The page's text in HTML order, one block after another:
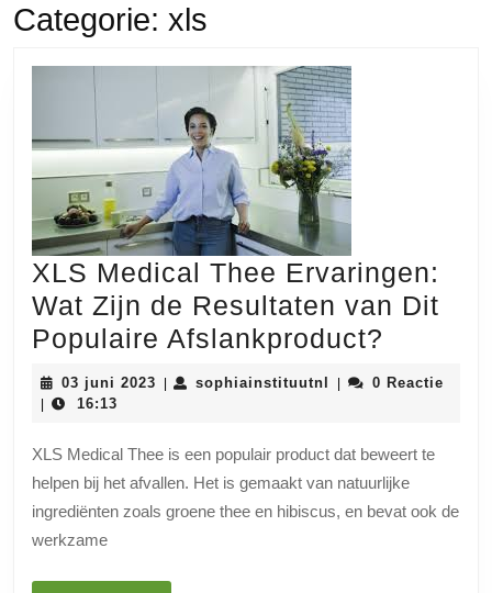
Categorie: xls
XLS Medical Thee Ervaringen:
Wat Zijn de Resultaten van Dit
Populaire Afslankproduct?
Medical
Wat
Zijn
03 juni 2023 03
sophiainstituutnl sophiainstituutnl
0 Reactie
16:13
XLS Medical Thee is een populair product dat beweert te
helpen bij het afvallen. Het is gemaakt van natuurlijke
ingrediënten zoals groene thee en hibiscus, en bevat ook de
werkzame